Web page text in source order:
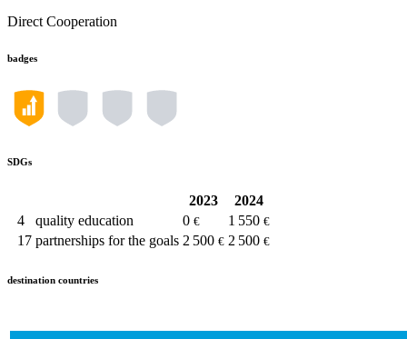
Direct Cooperation
badges
SDGs
2023
2024
4
quality education 0 € 1 550 €
17 partnerships for the goals 2 500 € 2 500 €
destination countries